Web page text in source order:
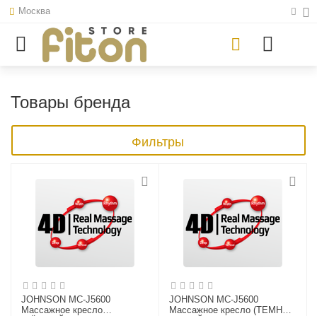
Москва
Товары бренда
Фильтры
JOHNSON MC-J5600
Массажное кресло
JOHNSON MC-J5600
Массажное кресло (ТЕМНО-